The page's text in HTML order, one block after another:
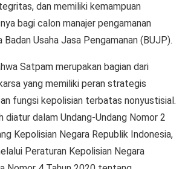
dan memiliki kemampuan
bagi calon manajer pengamanan
Usaha Jasa Pengamanan (BUJP).
Satpam merupakan bagian dari
yang memiliki peran strategis
fungsi kepolisian terbatas nonyustisial.
dalam Undang-Undang Nomor 2
Kepolisian Negara Republik Indonesia,
Peraturan Kepolisian Negara